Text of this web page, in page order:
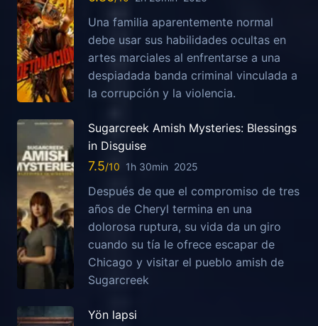
Una familia aparentemente normal
debe usar sus habilidades ocultas en
artes marciales al enfrentarse a una
despiadada banda criminal vinculada a
la corrupción y la violencia.
Sugarcreek Amish Mysteries: Blessings
in Disguise
7.5 1h 30min 2025
Después de que el compromiso de tres
años de Cheryl termina en una
dolorosa ruptura, su vida da un giro
cuando su tía le ofrece escapar de
Chicago y visitar el pueblo amish de
Sugarcreek
Yön lapsi